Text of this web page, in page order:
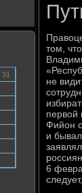
31
том,
не
Фийон
и
6